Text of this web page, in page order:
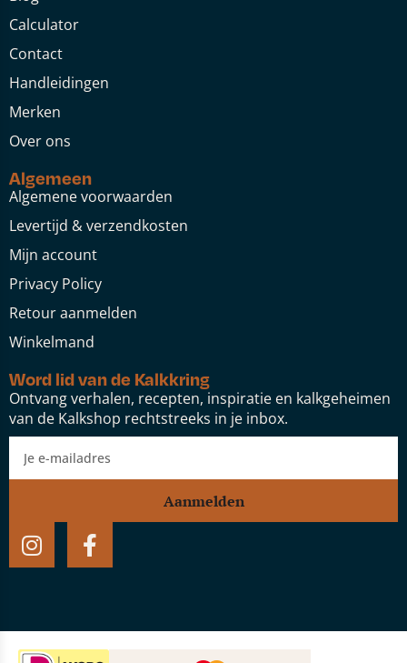
Calculator
Contact
Handleidingen
Merken
Over ons
Algemeen
Algemene voorwaarden
Levertijd & verzendkosten
Mijn account
Privacy Policy
Retour aanmelden
Winkelmand
Word lid van de Kalkkring
Ontvang verhalen, recepten, inspiratie en kalkgeheimen
van de Kalkshop rechtstreeks in je inbox.
Aanmelden